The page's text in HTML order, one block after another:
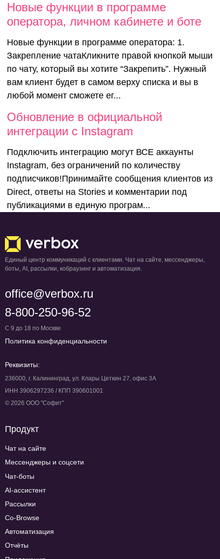
Новые функции в программе
оператора, личном кабинете и боте
Новые функции в программе оператора: 1.
Закрепление чатаКликните правой кнопкой мыши
по чату, который вы хотите “Закрепить”. Нужный
вам клиент будет в самом верху списка и вы в
любой момент сможете ег...
интеграции
Instagram
Обновление в официальной
интеграции c Instagram
Подключить интеграцию могут ВСЕ аккаунты
Instagram, без ограничений по количеству
подписчиков!Принимайте сообщения клиентов из
Direct, ответы на Stories и комментарии под
публикациями в единую програм...
Единый центр коммуникаций с клиентами. Чат на сайте, мессенджеры,
боты, AI, рассылки, кобраузинг и автоматизация.
office@verbox.ru
8-800-250-96-52
С 9 до 18 по Москве
Политика конфиденциальности
Реквизиты:
236000, г. Калининград, ул. Клары Цеткин 27, офис 3А
ИНН 3906297236 / КПП 390601001
© 2026 ООО "Софит"
Продукт
Чат на сайте
Мессенджеры и соцсети
Чат-боты
AI-ассистент
Рассылки
Co-Browse
Автоматизация
Отчёты